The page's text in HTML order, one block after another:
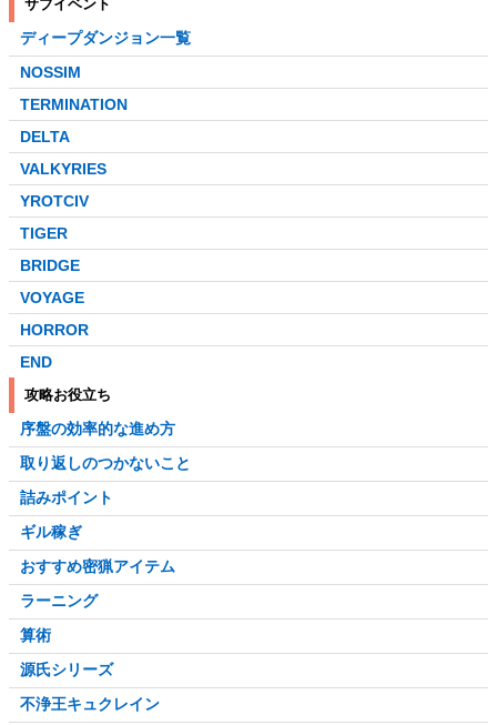
サブイベント
ディープダンジョン一覧
NOSSIM
TERMINATION
DELTA
VALKYRIES
YROTCIV
TIGER
BRIDGE
VOYAGE
HORROR
END
攻略お役立ち
序盤の効率的な進め方
取り返しのつかないこと
詰みポイント
ギル稼ぎ
おすすめ密猟アイテム
ラーニング
算術
源氏シリーズ
不浄王キュクレイン